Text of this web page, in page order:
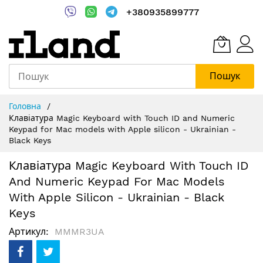
+380935899777
Пошук
Content
Головна
Клавіатура Magic Keyboard with Touch ID and Numeric
Keypad for Mac models with Apple silicon - Ukrainian -
Black Keys
Клавіатура Magic Keyboard With Touch ID
And Numeric Keypad For Mac Models
With Apple Silicon - Ukrainian - Black
Keys
Артикул MMMR3UA